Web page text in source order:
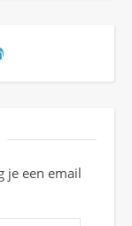
je een email